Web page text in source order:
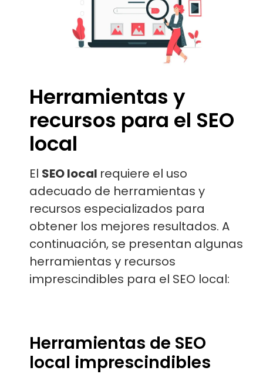
Herramientas y
recursos para el SEO
local
El SEO local requiere el uso
adecuado de herramientas y
recursos especializados para
obtener los mejores resultados. A
continuación, se presentan algunas
herramientas y recursos
imprescindibles para el SEO local:
Herramientas de SEO
local imprescindibles